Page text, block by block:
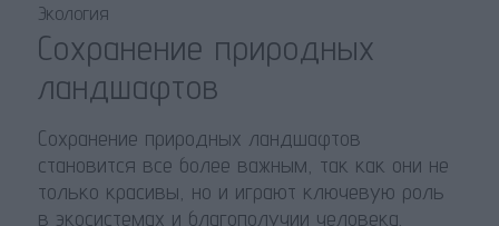
Экология
Сохранение природных
ландшафтов
Сохранение природных ландшафтов
становится все более важным, так как они не
только красивы, но и играют ключевую роль
в экосистемах и благополучии человека.